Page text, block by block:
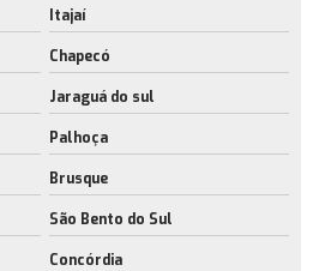
Itajaí
Chapecó
Jaraguá do sul
Palhoça
Brusque
São Bento do Sul
Concórdia